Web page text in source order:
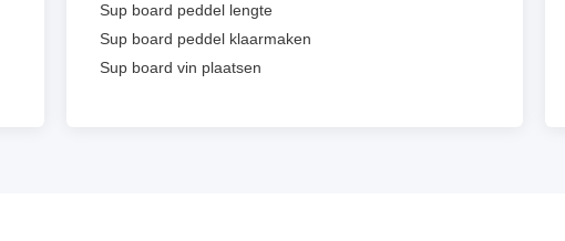
Sup board peddel lengte
Sup board peddel klaarmaken
Sup board vin plaatsen